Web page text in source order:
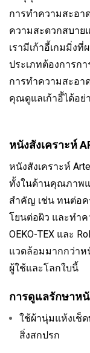
การทำความสะอา
ความสะดวกสบาย
เรามีเก้าอี้เกมมิ่ง
ประเภทต้องการก
การทำความสะอา
คุณดูแลเก้าอี้ได้อย่
หนังสังเคราะห์
หนังสังเคราะห์
ทั้งในด้านคุณภาพ
สำคัญ เช่น ทนต่อ
โยนต่อผิว และทำ
OEKO-TEX และ
แวดล้อมมากกว่า
ผู้ใช้และโลกใบนี้
การดูแลรักษาหนั
ใช้ผ้านุ่มแห้งเช็
สิ่งสกปรก